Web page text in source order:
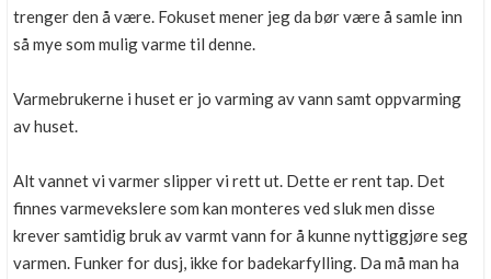
trenger den å være. Fokuset mener jeg da bør være å samle inn
så mye som mulig varme til denne.
Varmebrukerne i huset er jo varming av vann samt oppvarming
av huset.
Alt vannet vi varmer slipper vi rett ut. Dette er rent tap. Det
finnes varmevekslere som kan monteres ved sluk men disse
krever samtidig bruk av varmt vann for å kunne nyttiggjøre seg
varmen. Funker for dusj, ikke for badekarfylling. Da må man ha